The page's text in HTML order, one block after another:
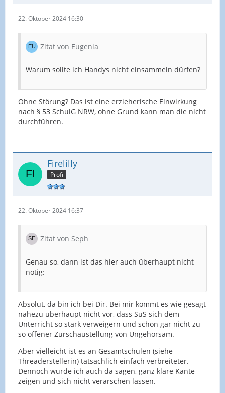
22. Oktober 2024 16:30
Zitat von Eugenia
Warum sollte ich Handys nicht einsammeln dürfen?
Ohne Störung? Das ist eine erzieherische Einwirkung
nach § 53 SchulG NRW, ohne Grund kann man die nicht
durchführen.
Firelilly
Profi
22. Oktober 2024 16:37
Zitat von Seph
Genau so, dann ist das hier auch überhaupt nicht
nötig:
Absolut, da bin ich bei Dir. Bei mir kommt es wie gesagt
nahezu überhaupt nicht vor, dass SuS sich dem
Unterricht so stark verweigern und schon gar nicht zu
so offener Zurschaustellung von Ungehorsam.
Aber vielleicht ist es an Gesamtschulen (siehe
Threaderstellerin) tatsächlich einfach verbreiteter.
Dennoch würde ich auch da sagen, ganz klare Kante
zeigen und sich nicht verarschen lassen.